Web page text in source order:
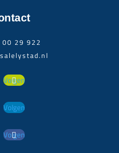
29 922
Volgen
Volgen
Volgen